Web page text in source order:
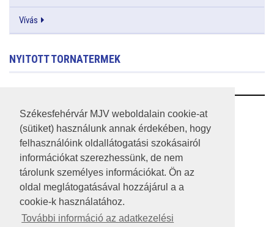
Székesfehérvár MJV weboldalain cookie-at
(sütiket) használunk annak érdekében, hogy
felhasználóink oldallátogatási szokásairól
információkat szerezhessünk, de nem
tárolunk személyes információkat. Ön az
oldal meglátogatásával hozzájárul a a
cookie-k használatához.
További információ az adatkezelési
Vívás
NYITOTT TORNATERMEK
RSS
A HONLAP 2017.03.31-I ÁLLAPOTA
JOGI NYILATKOZAT
IMPRESSZUM